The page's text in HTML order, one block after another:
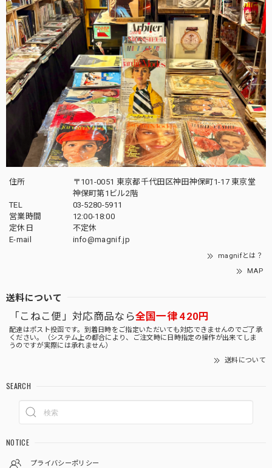
住所
〒101-0051 東京都千代田区神田神保町1-17 東京堂
神保町第1ビル2階
TEL
03-5280-5911
営業時間
12:00-18:00
定休日
不定休
E-mail
info@magnif.jp
magnifとは？
MAP
送料について
「こねこ便」対応商品なら全国一律 420円
配達はポスト投函です。到着日時をご指定いただいても対応できませんのでご了承
ください。（システム上の都合により、ご注文時に日時指定の操作が出来てしま
うのですが実際には承れません）
送料について
SEARCH
NOTICE
プライバシーポリシー